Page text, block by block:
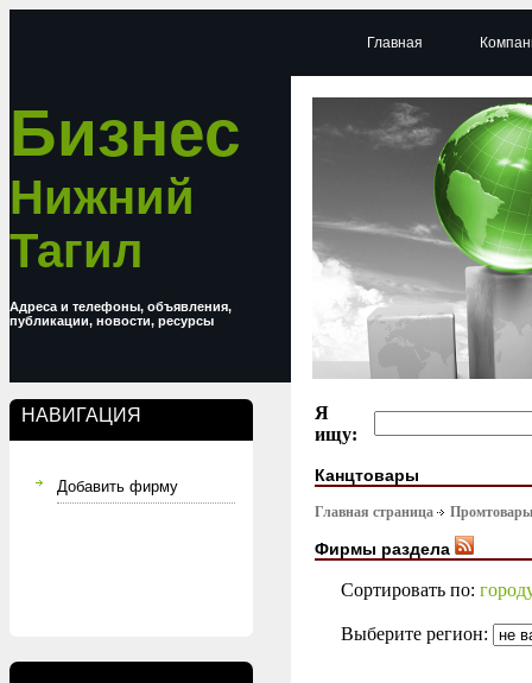
Бизнес
Нижний
Тагил
Адреса и телефоны, объявления,
публикации, новости, ресурсы
НАВИГАЦИЯ
Добавить фирму
Главная
Я
ищу:
Канцтовары
Главная страница Промтовары
Фирмы раздела
Сортировать по:
Выберите регион: